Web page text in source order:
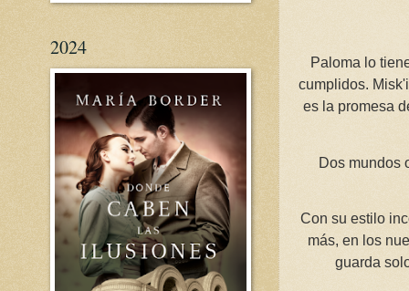
Paloma lo
cumplidos.
es la promesa
Dos mundos
Con su estilo
más, en los
guarda
2024